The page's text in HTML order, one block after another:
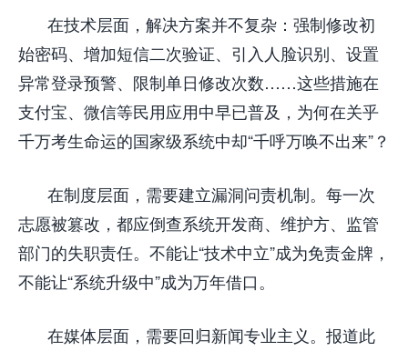
在技术层面，解决方案并不复杂：强制修改初
始密码、增加短信二次验证、引入人脸识别、设置
异常登录预警、限制单日修改次数……这些措施在
支付宝、微信等民用应用中早已普及，为何在关乎
千万考生命运的国家级系统中却“千呼万唤不出来”？
在制度层面，需要建立漏洞问责机制。每一次
志愿被篡改，都应倒查系统开发商、维护方、监管
部门的失职责任。不能让“技术中立”成为免责金牌，
不能让“系统升级中”成为万年借口。
在媒体层面，需要回归新闻专业主义。报道此